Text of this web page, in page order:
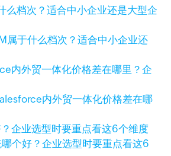
属于什么档次？适合中小企业还
内外贸一体化价格差在哪
个好？企业选型时要重点看这6